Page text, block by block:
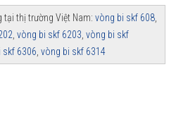
tại thị trường Việt Nam: vòng bi skf 608
vòng bi skf 6203 vòng bi skf
skf 6306 vòng bi skf 6314